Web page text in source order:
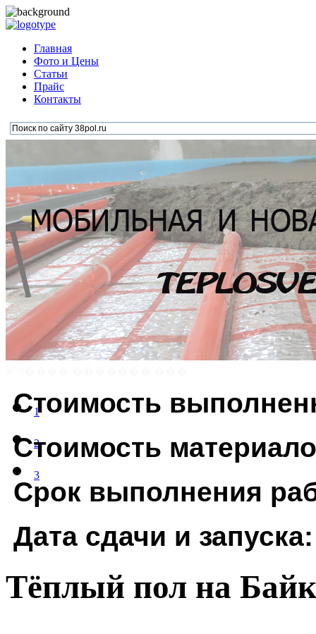
Главная
Фото и Цены
Статьи
Прайс
Контакты
1
2
3
Стоимость
Стоимость
Срок выполнения
Дата сдачи и запуска:
Тёплый пол на